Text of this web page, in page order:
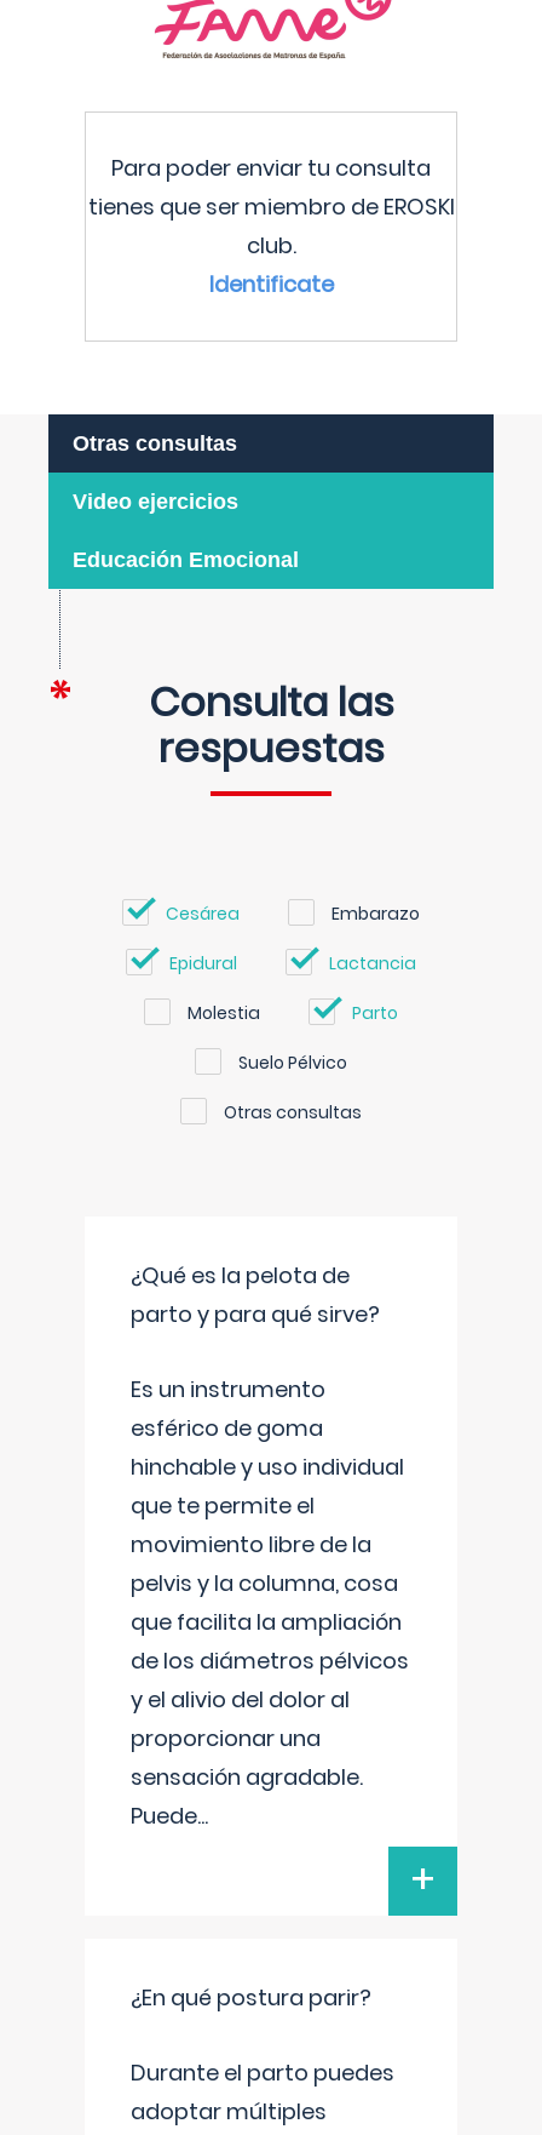
Para poder enviar tu consulta
tienes que ser miembro de EROSKI
club.
Identificate
Otras consultas
Video ejercicios
Educación Emocional
Consulta las
respuestas
Cesárea Embarazo
Epidural Lactancia
Molestia Parto
Suelo Pélvico
Otras consultas
¿Qué es la pelota de
parto y para qué sirve?
Es un instrumento
esférico de goma
hinchable y uso individual
que te permite el
movimiento libre de la
pelvis y la columna, cosa
que facilita la ampliación
de los diámetros pélvicos
y el alivio del dolor al
proporcionar una
sensación agradable.
Puede...
+
¿En qué postura parir?
Durante el parto puedes
adoptar múltiples